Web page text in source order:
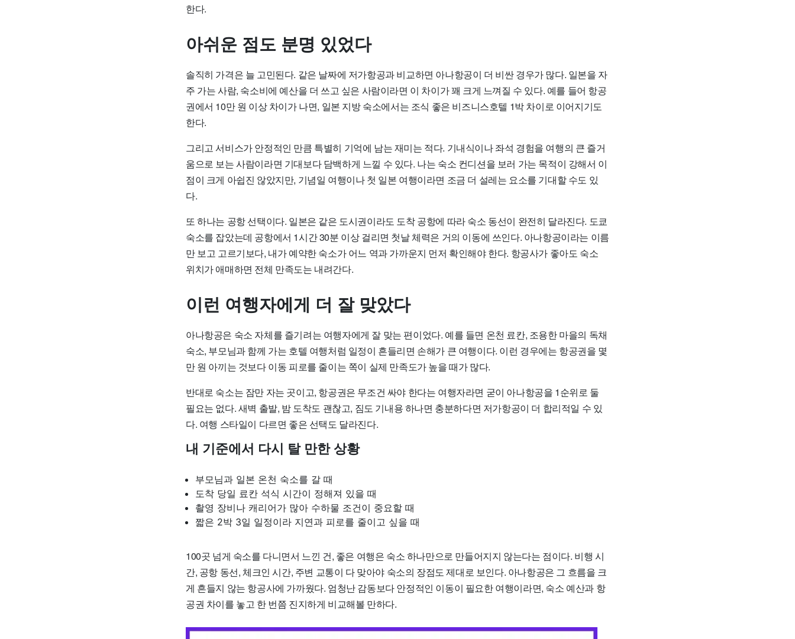
한다.
아쉬운 점도 분명 있었다
솔직히 가격은 늘 고민된다. 같은 날짜에 저가항공과 비교하면 아나항공이 더 비싼 경우가 많다. 일본을 자
주 가는 사람, 숙소비에 예산을 더 쓰고 싶은 사람이라면 이 차이가 꽤 크게 느껴질 수 있다. 예를 들어 항공
권에서 10만 원 이상 차이가 나면, 일본 지방 숙소에서는 조식 좋은 비즈니스호텔 1박 차이로 이어지기도
한다.
그리고 서비스가 안정적인 만큼 특별히 기억에 남는 재미는 적다. 기내식이나 좌석 경험을 여행의 큰 즐거
움으로 보는 사람이라면 기대보다 담백하게 느낄 수 있다. 나는 숙소 컨디션을 보러 가는 목적이 강해서 이
점이 크게 아쉽진 않았지만, 기념일 여행이나 첫 일본 여행이라면 조금 더 설레는 요소를 기대할 수도 있
다.
또 하나는 공항 선택이다. 일본은 같은 도시권이라도 도착 공항에 따라 숙소 동선이 완전히 달라진다. 도쿄
숙소를 잡았는데 공항에서 1시간 30분 이상 걸리면 첫날 체력은 거의 이동에 쓰인다. 아나항공이라는 이름
만 보고 고르기보다, 내가 예약한 숙소가 어느 역과 가까운지 먼저 확인해야 한다. 항공사가 좋아도 숙소
위치가 애매하면 전체 만족도는 내려간다.
이런 여행자에게 더 잘 맞았다
아나항공은 숙소 자체를 즐기려는 여행자에게 잘 맞는 편이었다. 예를 들면 온천 료칸, 조용한 마을의 독채
숙소, 부모님과 함께 가는 호텔 여행처럼 일정이 흔들리면 손해가 큰 여행이다. 이런 경우에는 항공권을 몇
만 원 아끼는 것보다 이동 피로를 줄이는 쪽이 실제 만족도가 높을 때가 많다.
반대로 숙소는 잠만 자는 곳이고, 항공권은 무조건 싸야 한다는 여행자라면 굳이 아나항공을 1순위로 둘
필요는 없다. 새벽 출발, 밤 도착도 괜찮고, 짐도 기내용 하나면 충분하다면 저가항공이 더 합리적일 수 있
다. 여행 스타일이 다르면 좋은 선택도 달라진다.
내 기준에서 다시 탈 만한 상황
부모님과 일본 온천 숙소를 갈 때
도착 당일 료칸 석식 시간이 정해져 있을 때
촬영 장비나 캐리어가 많아 수하물 조건이 중요할 때
짧은 2박 3일 일정이라 지연과 피로를 줄이고 싶을 때
100곳 넘게 숙소를 다니면서 느낀 건, 좋은 여행은 숙소 하나만으로 만들어지지 않는다는 점이다. 비행 시
간, 공항 동선, 체크인 시간, 주변 교통이 다 맞아야 숙소의 장점도 제대로 보인다. 아나항공은 그 흐름을 크
게 흔들지 않는 항공사에 가까웠다. 엄청난 감동보다 안정적인 이동이 필요한 여행이라면, 숙소 예산과 항
공권 차이를 놓고 한 번쯤 진지하게 비교해볼 만하다.